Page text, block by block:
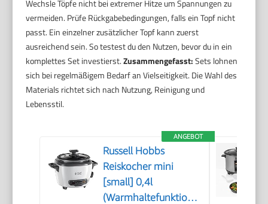
Wechsle Töpfe nicht bei extremer Hitze um Spannungen zu
vermeiden. Prüfe Rückgabebedingungen, falls ein Topf nicht
passt. Ein einzelner zusätzlicher Topf kann zuerst
ausreichend sein. So testest du den Nutzen, bevor du in ein
komplettes Set investierst.Zusammengefasst:Sets lohnen
sich bei regelmäßigem Bedarf an Vielseitigkeit. Die Wahl des
Materials richtet sich nach Nutzung, Reinigung und
Lebensstil.
ANGEBOT
Russell Hobbs
Reiskocher mini
[small] 0,4l
(Warmhaltefunktion,